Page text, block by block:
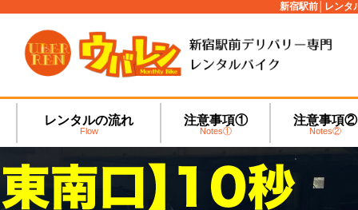
新宿駅前│レンタ
レンタルの流れ
Flow
注意事項①
Notes①
注意事項②
Notes②